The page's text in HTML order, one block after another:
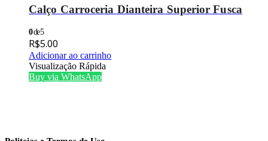
Calço Carroceria Dianteira Superior Fusca
0de 5
R$5.00
Adicionar ao carrinho
Visualização Rápida
Buy via WhatsApp